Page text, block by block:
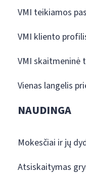
VMI teikiamos
VMI kliento
VMI skaitmeninė
Vienas langelis
NAUDINGA
Mokesčiai ir jų
Atsiskaitymas